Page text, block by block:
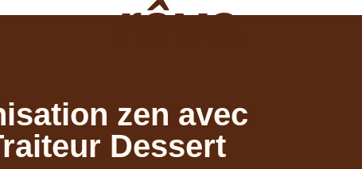
rêve.
zen avec
Dessert